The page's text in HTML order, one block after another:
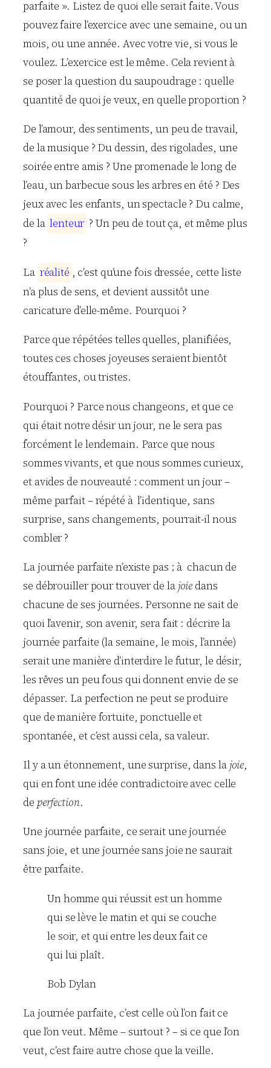
parfaite ». Listez de quoi elle serait faite. Vous
pouvez faire l’exercice avec une semaine, ou un
mois, ou une année. Avec votre vie, si vous le
voulez. L’exercice est le même. Cela revient à
se poser la question du saupoudrage : quelle
quantité de quoi je veux, en quelle proportion ?
De l’amour, des sentiments, un peu de travail,
de la musique ? Du dessin, des rigolades, une
soirée entre amis ? Une promenade le long de
l’eau, un barbecue sous les arbres en été ? Des
jeux avec les enfants, un spectacle ? Du calme,
de la lenteur ? Un peu de tout ça, et même plus
?
La réalité , c’est qu’une fois dressée, cette liste
n’a plus de sens, et devient aussitôt une
caricature d’elle-même. Pourquoi ?
Parce que répétées telles quelles, planifiées,
toutes ces choses joyeuses seraient bientôt
étouffantes, ou tristes.
Pourquoi ? Parce nous changeons, et que ce
qui était notre désir un jour, ne le sera pas
forcément le lendemain. Parce que nous
sommes vivants, et que nous sommes curieux,
et avides de nouveauté : comment un jour –
même parfait – répété à l’identique, sans
surprise, sans changements, pourrait-il nous
combler ?
La journée parfaite n’existe pas ; à chacun de
se débrouiller pour trouver de la joiedans
chacune de ses journées. Personne ne sait de
quoi l’avenir, son avenir, sera fait : décrire la
journée parfaite (la semaine, le mois, l’année)
serait une manière d’interdire le futur, le désir,
les rêves un peu fous qui donnent envie de se
dépasser. La perfection ne peut se produire
que de manière fortuite, ponctuelle et
spontanée, et c’est aussi cela, sa valeur.
Il y a un étonnement, une surprise, dans la joie,
qui en font une idée contradictoire avec celle
de perfection.
Une journée parfaite, ce serait une journée
sans joie, et une journée sans joie ne saurait
être parfaite.
Un homme qui réussit est un homme
qui se lève le matin et qui se couche
le soir, et qui entre les deux fait ce
qui lui plaît.
Bob Dylan
La journée parfaite, c’est celle où l’on fait ce
que l’on veut. Même – surtout ? – si ce que l’on
veut, c’est faire autre chose que la veille.